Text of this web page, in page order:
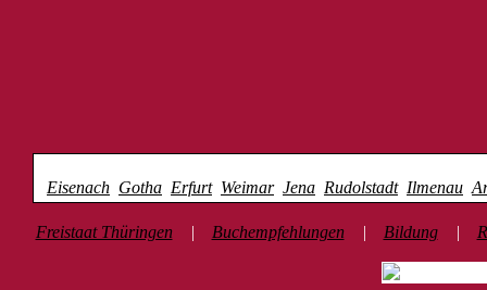
Eisenach Gotha Erfurt Weimar Jena Rudolstadt Ilmenau
Freistaat Thüringen| Buchempfehlungen| Bildung|